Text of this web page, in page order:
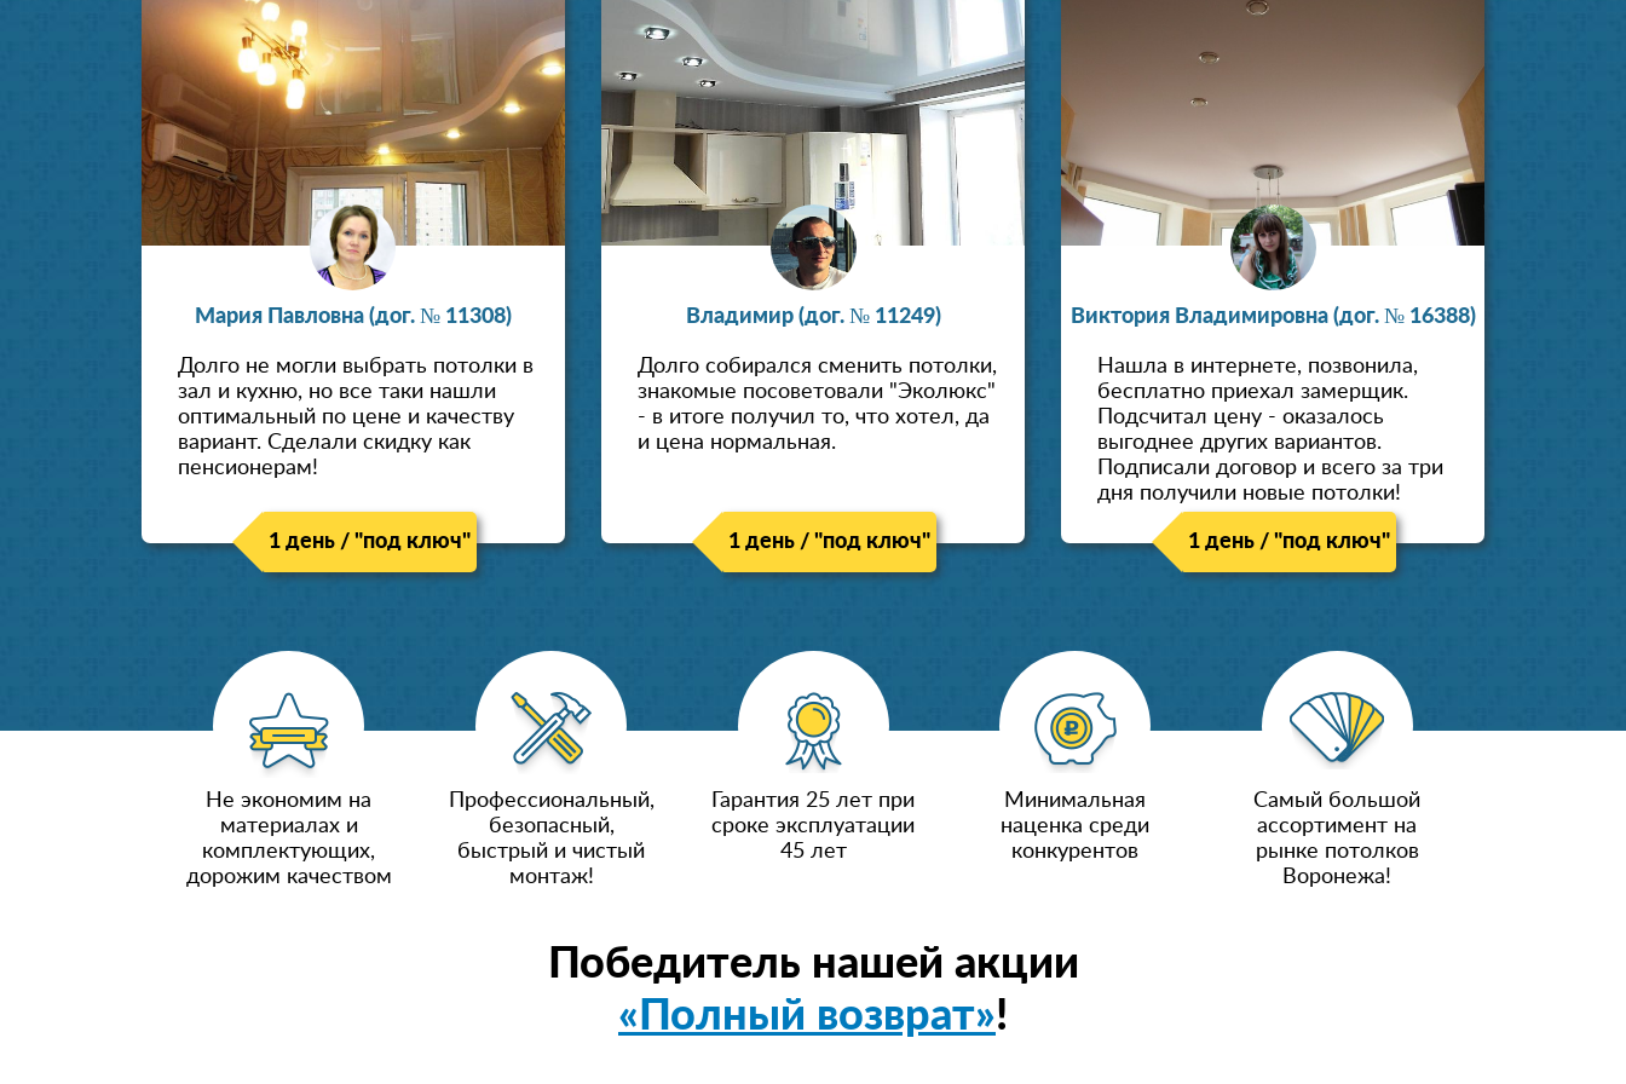
Мария Павловна (дог. № 11308)
Долго не могли выбрать потолки в
зал и кухню, но все таки нашли
оптимальный по цене и качеству
вариант. Сделали скидку как
пенсионерам!
1 день / "под ключ"
Владимир (дог. № 11249)
Долго собирался сменить потолки,
знакомые посоветовали "Эколюкс"
- в итоге получил то, что хотел, да
и цена нормальная.
1 день / "под ключ"
Виктория Владимировна (дог. № 16388)
Нашла в интернете, позвонила,
бесплатно приехал замерщик.
Подсчитал цену - оказалось
выгоднее других вариантов.
Подписали договор и всего за три
дня получили новые потолки!
1 день / "под ключ"
Не экономим на
материалах и
комплектующих,
дорожим качеством
Профессиональный,
безопасный,
быстрый и чистый
монтаж!
Гарантия 25 лет при
сроке эксплуатации
45 лет
Минимальная
наценка среди
конкурентов
Самый большой
ассортимент на
рынке потолков
Воронежа!
Победитель нашей акции
«Полный возврат»!